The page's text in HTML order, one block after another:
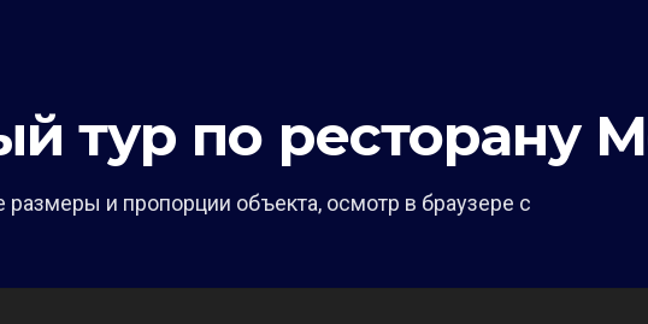
тур по ресторану
размеры и пропорции объекта, осмотр в браузере с